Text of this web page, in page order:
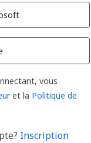
vous
et la Politique de
Inscription